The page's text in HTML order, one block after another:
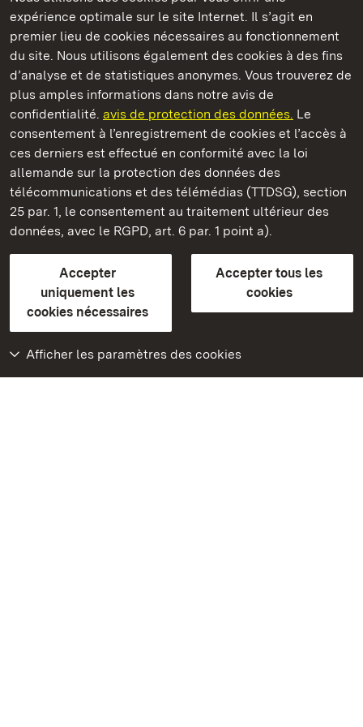
expérience optimale sur le site Internet. Il s’agit en
premier lieu de cookies nécessaires au fonctionnement
du site. Nous utilisons également des cookies à des fins
d’analyse et de statistiques anonymes. Vous trouverez de
plus amples informations dans notre avis de
confidentialité. avis de protection des données. Le
consentement à l’enregistrement de cookies et l’accès à
ces derniers est effectué en conformité avec la loi
allemande sur la protection des données des
télécommunications et des télémédias (TTDSG), section
25 par. 1, le consentement au traitement ultérieur des
données, avec le RGPD, art. 6 par. 1 point a).
Accepter
uniquement les
cookies nécessaires
Accepter tous les
cookies
Afficher les paramètres des cookies
Châteaux et jardins publics du Bade-Wurtemberg
Château résidentiel de Ludwigsburg
Châteaux et jardins publics du Bade-Wurtemberg
Contact et informationsFAQ et réponsesMentions légales
Protection des données
Explications sur l’accessibilité
BITV-konform (geprüfte Seiten)
plus loin
Accueil
Monuments
Rendez-nous visite